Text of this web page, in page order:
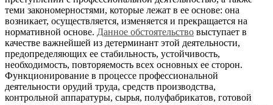
теми закономерностями, которые лежат в ее основе: она
возникает, осуществляется, изменяется и прекращается на
нормативной основе. Данное обстоятельство выступает в
качестве важнейшей из детерминант этой деятельности,
предопределяющих ее стабильность, устойчивость,
необходимость, повторяемость всех основных ее сторон.
Функционирование в процессе профессиональной
деятельности орудий труда, средств производства,
контрольной аппаратуры, сырья, полуфабрикатов, готовой